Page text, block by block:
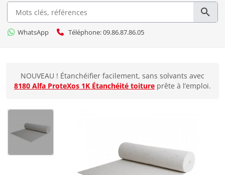
WhatsApp Téléphone: 09.86.87.86.05
NOUVEAU ! Étanchéifier facilement, sans solvants avec
8180 Alfa ProteXos 1K Étanchéité toiture prête à l’emploi.